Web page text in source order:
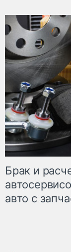
Брак и
авто с